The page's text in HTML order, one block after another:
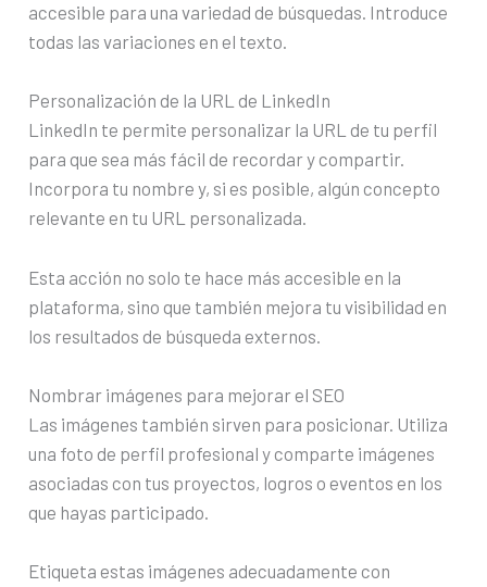
accesible para una variedad de búsquedas. Introduce
todas las variaciones en el texto.
Personalización de la URL de LinkedIn
LinkedIn te permite personalizar la URL de tu perfil
para que sea más fácil de recordar y compartir.
Incorpora tu nombre y, si es posible, algún concepto
relevante en tu URL personalizada.
Esta acción no solo te hace más accesible en la
plataforma, sino que también mejora tu visibilidad en
los resultados de búsqueda externos.
Nombrar imágenes para mejorar el SEO
Las imágenes también sirven para posicionar. Utiliza
una foto de perfil profesional y comparte imágenes
asociadas con tus proyectos, logros o eventos en los
que hayas participado.
Etiqueta estas imágenes adecuadamente con